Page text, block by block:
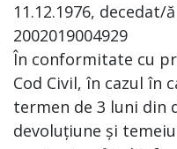
11.12.1976, decedat/
2002019004929
În conformitate cu
Cod Civil, în cazul în
termen de 3 luni din
devoluțiune și